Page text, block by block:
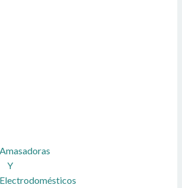
Amasadoras
Y
Electrodomésticos